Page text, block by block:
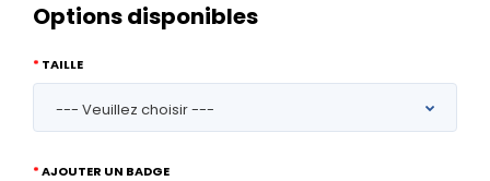
Options disponibles
TAILLE
AJOUTER UN BADGE